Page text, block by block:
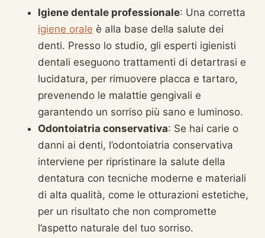
Igiene dentale professionale: Una corretta
igiene orale è alla base della salute dei
denti. Presso lo studio, gli esperti igienisti
dentali eseguono trattamenti di detartrasi e
lucidatura, per rimuovere placca e tartaro,
prevenendo le malattie gengivali e
garantendo un sorriso più sano e luminoso.
Odontoiatria conservativa: Se hai carie o
danni ai denti, l’odontoiatria conservativa
interviene per ripristinare la salute della
dentatura con tecniche moderne e materiali
di alta qualità, come le otturazioni estetiche,
per un risultato che non compromette
l’aspetto naturale del tuo sorriso.